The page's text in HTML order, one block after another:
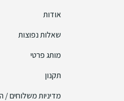
אודות
שאלות נפוצות
מותג פרטי
תקנון
מדיניות משלוחים /